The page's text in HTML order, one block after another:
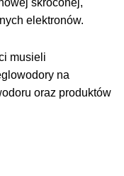
skróconej,
elektronów.
musieli
na
oraz produktów